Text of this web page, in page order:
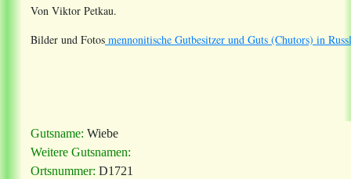
Von Viktor Petkau.
Bilder und Fotos mennonitische Gutbesitzer und Guts (Chutors) in
Gutsname: Wiebe
Weitere Gutsnamen:
Ortsnummer: D1721